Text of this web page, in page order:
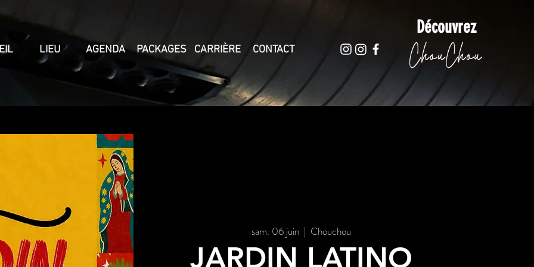
Découvrez
LIEU AGENDA PACKAGES CARRIÈRE CONTACT
sam. 06 juin
  |
Chouchou
JARDIN LATINO